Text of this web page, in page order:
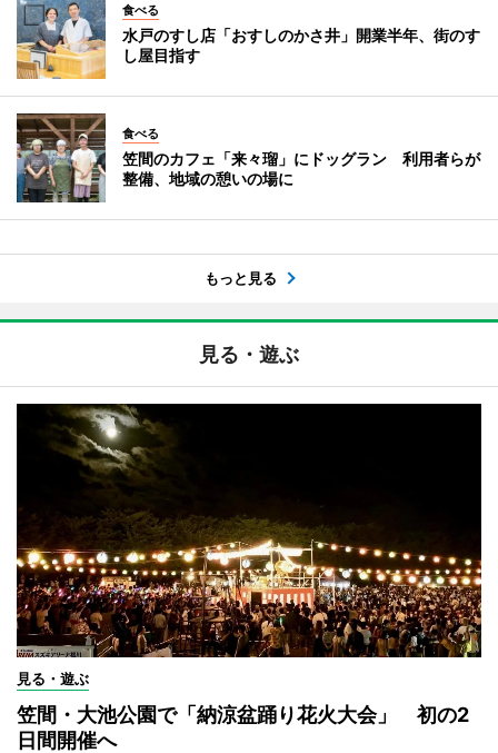
食べる
水戸のすし店「おすしのかさ井」開業半年、街のす
し屋目指す
食べる
笠間のカフェ「来々瑠」にドッグラン 利用者らが
整備、地域の憩いの場に
もっと見る
見る・遊ぶ
見る・遊ぶ
笠間・大池公園で「納涼盆踊り花火大会」 初の2
日間開催へ